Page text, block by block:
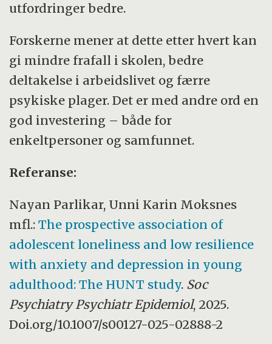
utfordringer bedre.
Forskerne mener at dette etter hvert kan
gi mindre frafall i skolen, bedre
deltakelse i arbeidslivet og færre
psykiske plager. Det er med andre ord en
god investering – både for
enkeltpersoner og samfunnet.
Referanse:
Nayan Parlikar, Unni Karin Moksnes
mfl.:The prospective association of
adolescent loneliness and low resilience
with anxiety and depression in young
adulthood: The HUNT study. Soc
Psychiatry Psychiatr Epidemiol, 2025.
Doi.org/10.1007/s00127-025-02888-2